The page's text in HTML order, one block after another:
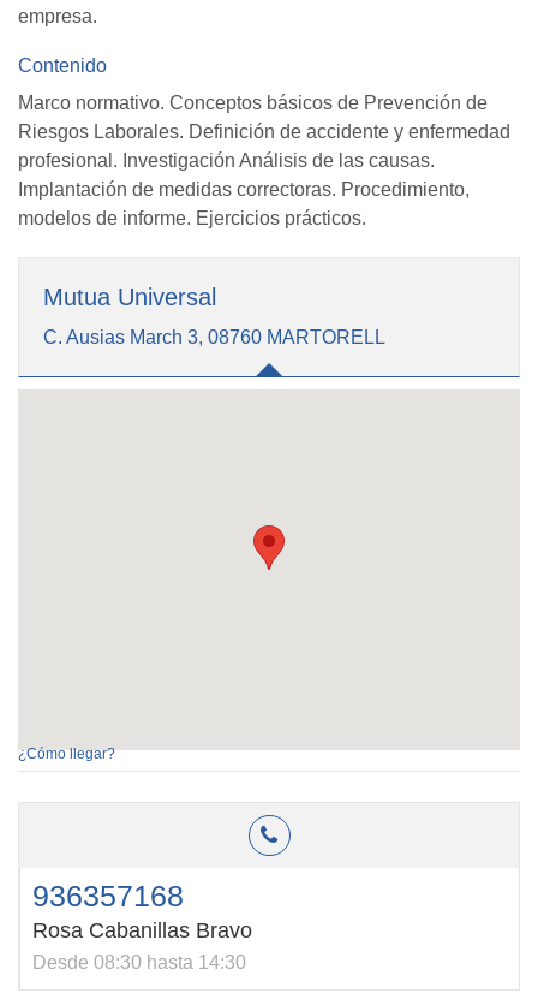
empresa.
Contenido
Marco normativo. Conceptos básicos de Prevención de
Riesgos Laborales. Definición de accidente y enfermedad
profesional. Investigación Análisis de las causas.
Implantación de medidas correctoras. Procedimiento,
modelos de informe. Ejercicios prácticos.
Mutua Universal
C. Ausias March 3, 08760 MARTORELL
¿Cómo llegar?
936357168
Rosa Cabanillas Bravo
Desde 08:30 hasta 14:30